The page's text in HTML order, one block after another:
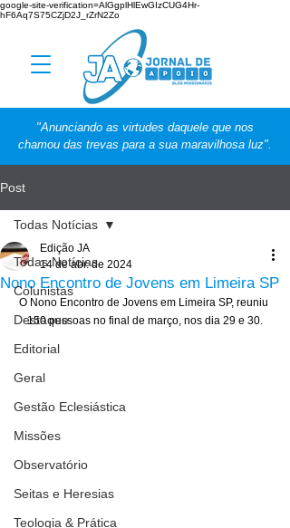
google-site-verification=AlGgplHlEwGIzCUG4Hr-
hF6Aq7S75CZjD2J_rZrN2Zo
"Anunciando as virtudes daquele que nos
chamou das trevas para a sua maravilhosa luz".
Post
Todas Notícias
Colunistas
Destaque
Editorial
Geral
Gestão Eclesiástica
Missões
Observatório
Seitas e Heresias
Teologia & Prática
Todas Notícias
Nono Encontro de Jovens em Limeira SP
Edição JA
14 de abr. de 2024
O Nono Encontro de Jovens em Limeira SP, reuniu
150 pessoas no final de março, nos dia 29 e 30.